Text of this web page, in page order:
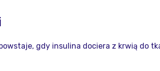
gdy insulina dociera z krwią do